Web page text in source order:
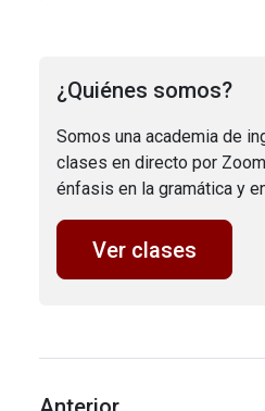
¿Quiénes somos?
Somos una academia de
clases en directo por
énfasis en la gramática y
Ver clases